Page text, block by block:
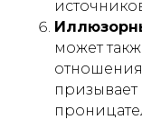
может